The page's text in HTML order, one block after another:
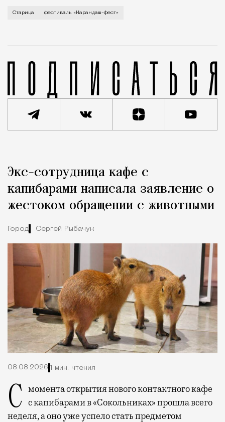
В минувший уикенд маленькая Старица в
Старица фестиваль «Карандаш-фест»
Город
Экс-сотрудница кафе с
капибарами написала заявление о
жестоком обращении с животными
Город Сергей Рыбачук
08.08.2026 1 мин. чтения
С момента открытия нового контактного кафе с капибарами в «Сокольниках» прошла всего
неделя, а оно уже успело стать предметом